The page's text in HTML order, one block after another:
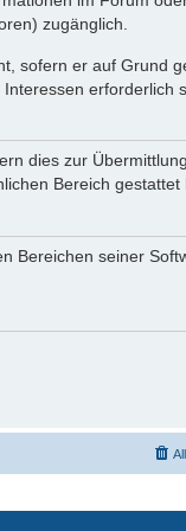
zugänglich.
sofern er auf Grund
erforderlich
dies zur
Bereich gestattet
Bereichen seiner